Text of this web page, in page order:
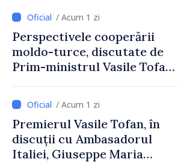
/ Acum 1 zi
Perspectivele cooperării
moldo-turce, discutate de
Prim-ministrul Vasile Tofan
Uygar Mustafa Sertel
/ Acum 1 zi
Premierul Vasile Tofan, în
discuții cu Ambasadorul
Italiei, Giuseppe Maria